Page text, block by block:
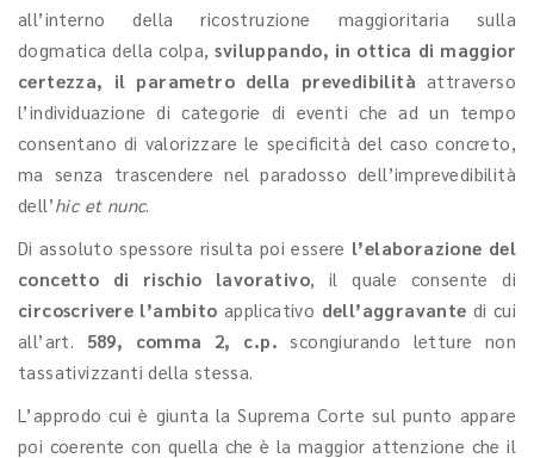
all’interno della ricostruzione maggioritaria sulla
dogmatica della colpa,sviluppando, in ottica di maggior
certezza, il parametro della prevedibilità attraverso
l’individuazione di categorie di eventi che ad un tempo
consentano di valorizzare le specificità del caso concreto,
ma senza trascendere nel paradosso dell’imprevedibilità
dell’hic et nunc.
Di assoluto spessore risulta poi essere l’elaborazione del
concetto di rischio lavorativo, il quale consente di
circoscrivere l’ambito applicativo dell’aggravante di cui
all’art. 589, comma 2, c.p. scongiurando letture non
tassativizzanti della stessa.
L’approdo cui è giunta la Suprema Corte sul punto appare
poi coerente con quella che è la maggior attenzione che il